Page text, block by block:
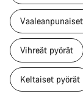
Vihreät pyörät
Keltaiset pyörät